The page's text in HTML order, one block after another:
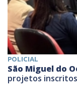
POLICIAL
São Miguel do
projetos